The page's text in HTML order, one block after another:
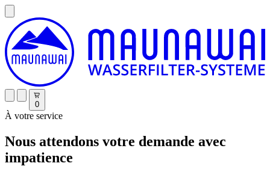
0
À votre service
Nous attendons votre demande avec
impatience